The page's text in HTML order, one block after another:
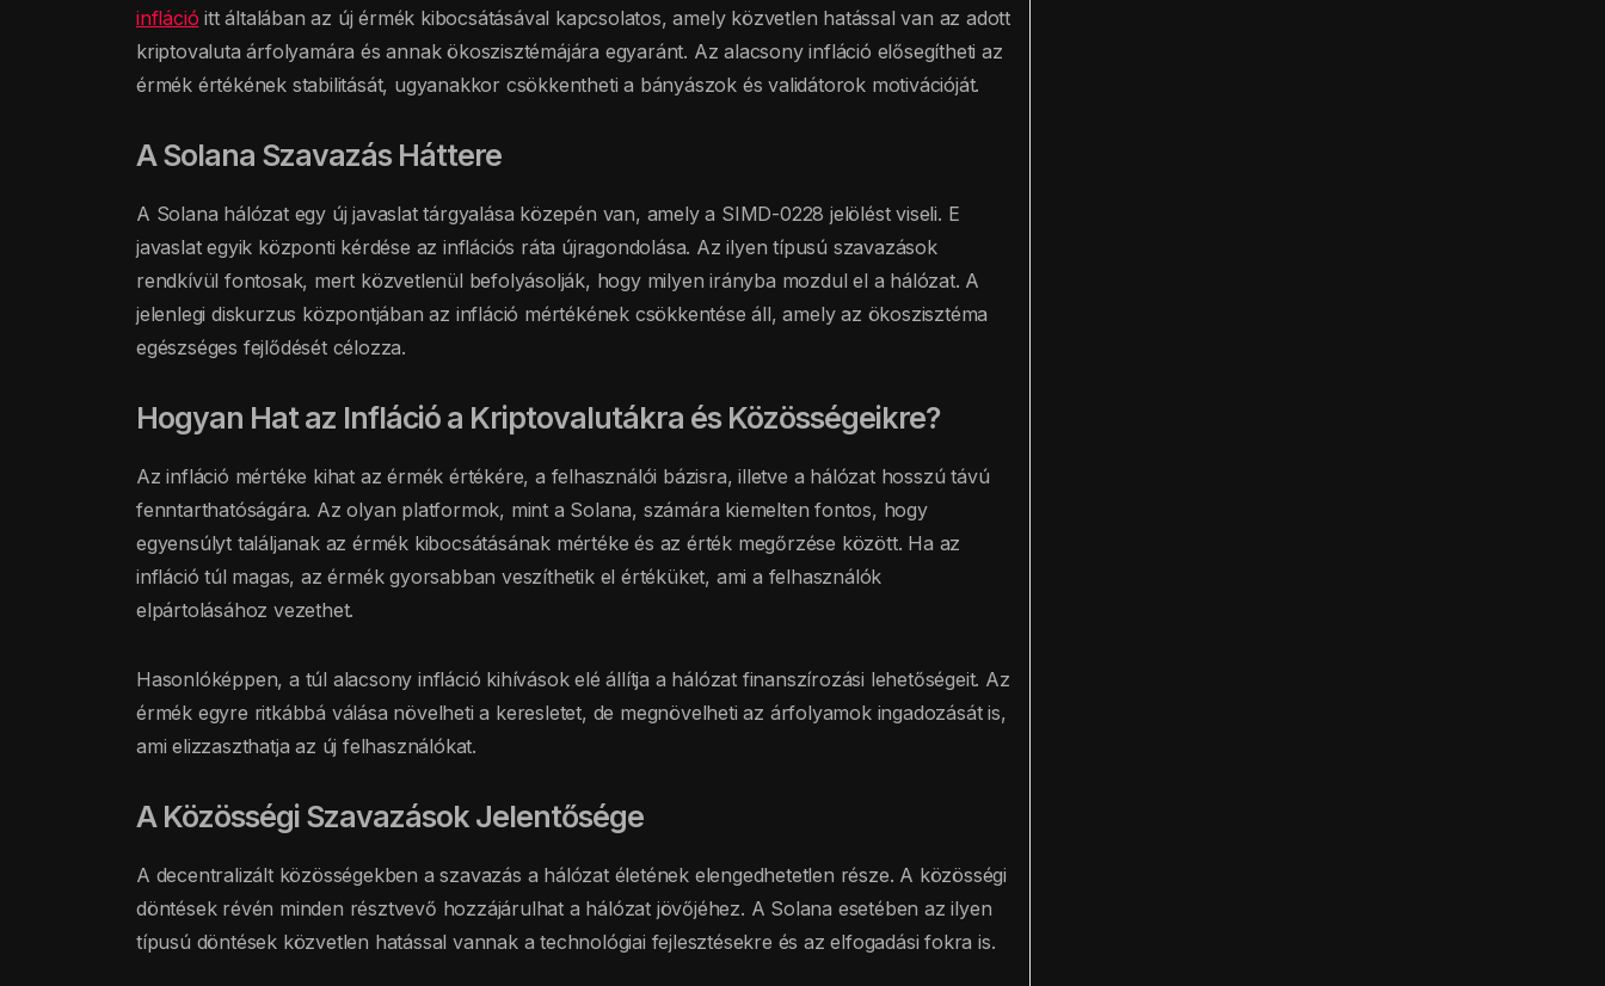
infláció itt általában az új érmék kibocsátásával kapcsolatos, amely közvetlen hatással van az adott
kriptovaluta árfolyamára és annak ökoszisztémájára egyaránt. Az alacsony infláció elősegítheti az
érmék értékének stabilitását, ugyanakkor csökkentheti a bányászok és validátorok motivációját.
A Solana Szavazás Háttere
A Solana hálózat egy új javaslat tárgyalása közepén van, amely a SIMD-0228 jelölést viseli. E
javaslat egyik központi kérdése az inflációs ráta újragondolása. Az ilyen típusú szavazások
rendkívül fontosak, mert közvetlenül befolyásolják, hogy milyen irányba mozdul el a hálózat. A
jelenlegi diskurzus központjában az infláció mértékének csökkentése áll, amely az ökoszisztéma
egészséges fejlődését célozza.
Hogyan Hat az Infláció a Kriptovalutákra és Közösségeikre?
Az infláció mértéke kihat az érmék értékére, a felhasználói bázisra, illetve a hálózat hosszú távú
fenntarthatóságára. Az olyan platformok, mint a Solana, számára kiemelten fontos, hogy
egyensúlyt találjanak az érmék kibocsátásának mértéke és az érték megőrzése között. Ha az
infláció túl magas, az érmék gyorsabban veszíthetik el értéküket, ami a felhasználók
elpártolásához vezethet.
Hasonlóképpen, a túl alacsony infláció kihívások elé állítja a hálózat finanszírozási lehetőségeit. Az
érmék egyre ritkábbá válása növelheti a keresletet, de megnövelheti az árfolyamok ingadozását is,
ami elizzaszthatja az új felhasználókat.
A Közösségi Szavazások Jelentősége
A decentralizált közösségekben a szavazás a hálózat életének elengedhetetlen része. A közösségi
döntések révén minden résztvevő hozzájárulhat a hálózat jövőjéhez. A Solana esetében az ilyen
típusú döntések közvetlen hatással vannak a technológiai fejlesztésekre és az elfogadási fokra is.